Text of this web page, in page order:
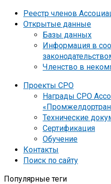
Реестр членов
Открытые данные
Базы данных
Информация в
Членство в
Проекты СРО
Награды СРО
Технические
Сертификация
Обучение
Контакты
Поиск по сайту
Популярные теги